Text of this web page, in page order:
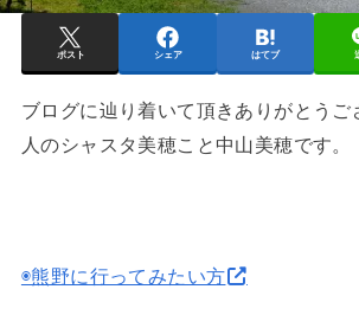
ポスト シェア はてブ
ブログに辿り着いて頂きありがとうご
人のシャスタ美穂こと中山美穂です。
◉熊野に行ってみたい方